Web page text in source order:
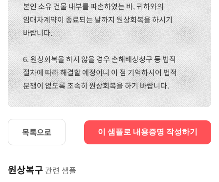
본인 소유 건물 내부를 파손하였는 바, 귀하와의
임대차계약이 종료되는 날까지 원상회복을 하시기
바랍니다.
6. 원상회복을 하지 않을 경우 손해배상청구 등 법적
절차에 따라 해결할 예정이니 이 점 기억하시어 법적
분쟁이 없도록 조속히 원상회복을 하기 바랍니다.
목록으로 이 샘플로 내용증명 작성하기
원상복구 관련 샘플